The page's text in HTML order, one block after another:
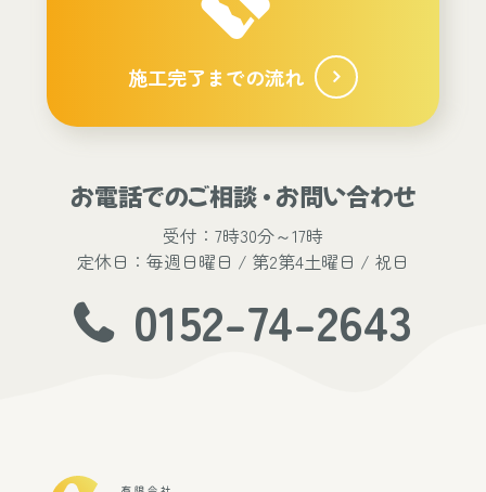
施工完了までの流れ
お電話でのご相談 ・ お問い合わせ
受付：7時30分～17時
定休日：毎週日曜日 / 第2第4土曜日 / 祝日
0152-74-2643